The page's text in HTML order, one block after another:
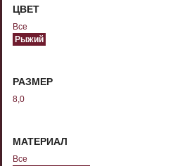
ЦВЕТ
Все
Рыжий
РАЗМЕР
8,0
МАТЕРИАЛ
Все